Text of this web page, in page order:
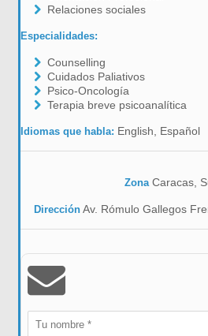
Relaciones sociales
Especialidades:
Counselling
Cuidados Paliativos
Psico-Oncología
Terapia breve psicoanalítica
Idiomas que habla: English, Español
Zona Caracas,
Dirección Av. Rómulo Gallegos